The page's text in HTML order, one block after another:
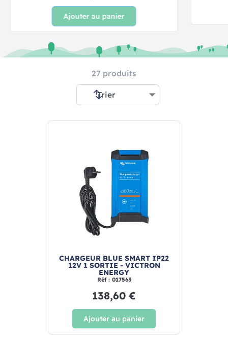
Ajouter au panier
27 produits
CHARGEUR BLUE SMART IP22
12V 1 SORTIE - VICTRON
ENERGY
Réf : 017563
138,60 €
Ajouter au panier